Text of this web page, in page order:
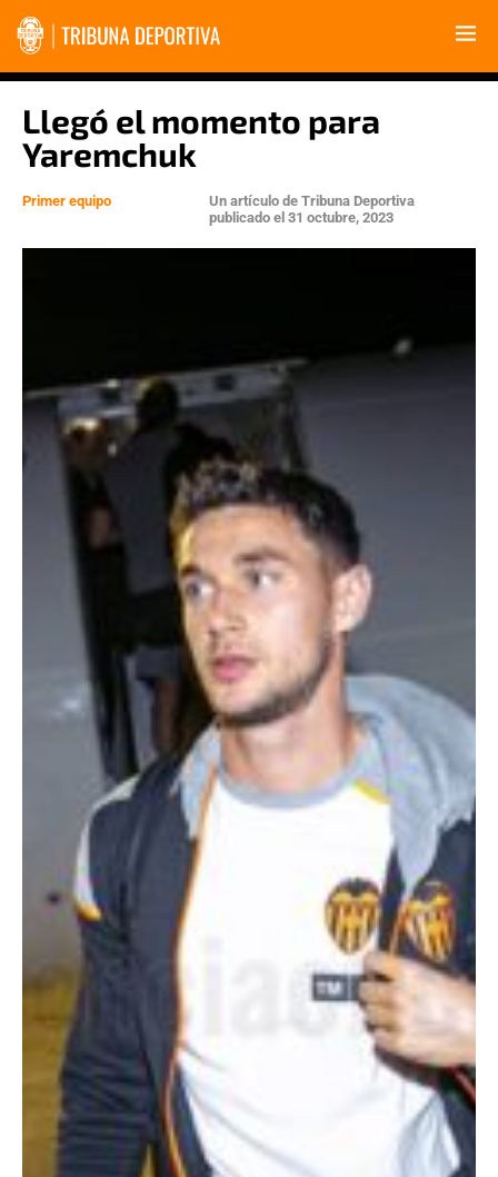
Llegó el momento para
Yaremchuk
Primer equipo Un artículo de Tribuna Deportiva
publicado el 31 octubre, 2023